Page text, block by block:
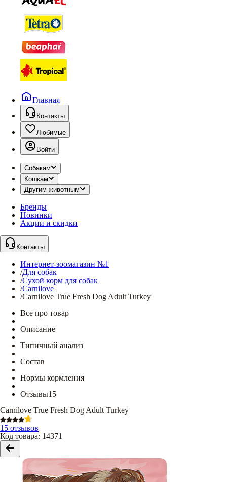
Главная
Контакты
Любимые
Войти
Собакам
Кошкам
Другим животным
Бренды
Новинки
Акции и скидки
Контакты
Интернет-зоомагазин №1
/Для собак
/Сухой корм для собак
/Carnilove
/Carnilove True Fresh Dog Adult Turkey
Все про товар
Описание
Типичный анализ
Состав
Нормы кормления
Отзывы15
Carnilove True Fresh Dog Adult Turkey
15 отзывов
Код товара: 14371